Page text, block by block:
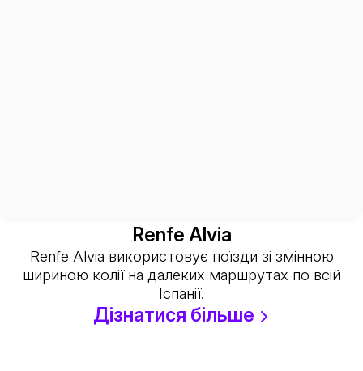
Renfe Alvia
Renfe Alvia використовує поїзди зі змінною
шириною колії на далеких маршрутах по всій
Іспанії.
Дізнатися більше